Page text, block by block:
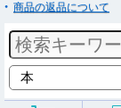
商品の返品について